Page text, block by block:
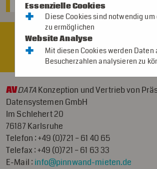
Essenzielle Cookies
+
Diese Cookies sind notwendig
zu ermöglichen
Website Analyse
+
Mit diesen Cookies werden
Besucherzahlen analysieren zu
Impressum
AVDATAKonzeption und Vertrieb von
Datensystemen GmbH
Im Schlehert 20
76187 Karlsruhe
Telefon : +49 (0)721 – 61 40 65
Telefax : +49 (0)721 – 61 63 33
E-Mail : info@pinnwand-mieten.de